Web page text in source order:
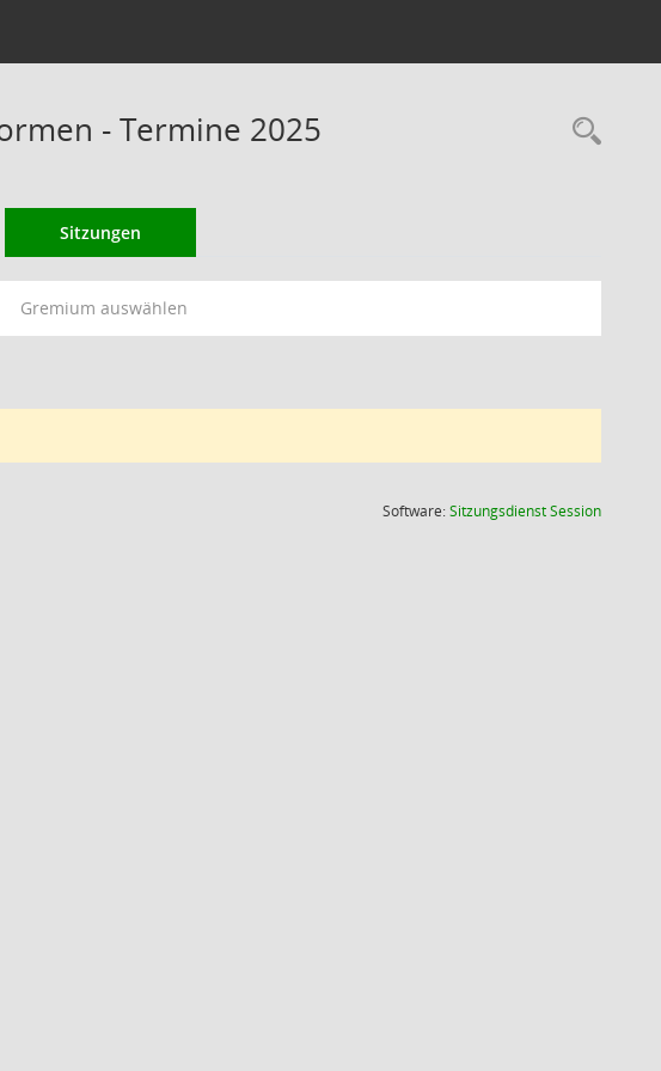
- Termine 2025
Sitzungen
Gremium auswählen
Software:SitzungsdienstSession(Wird in